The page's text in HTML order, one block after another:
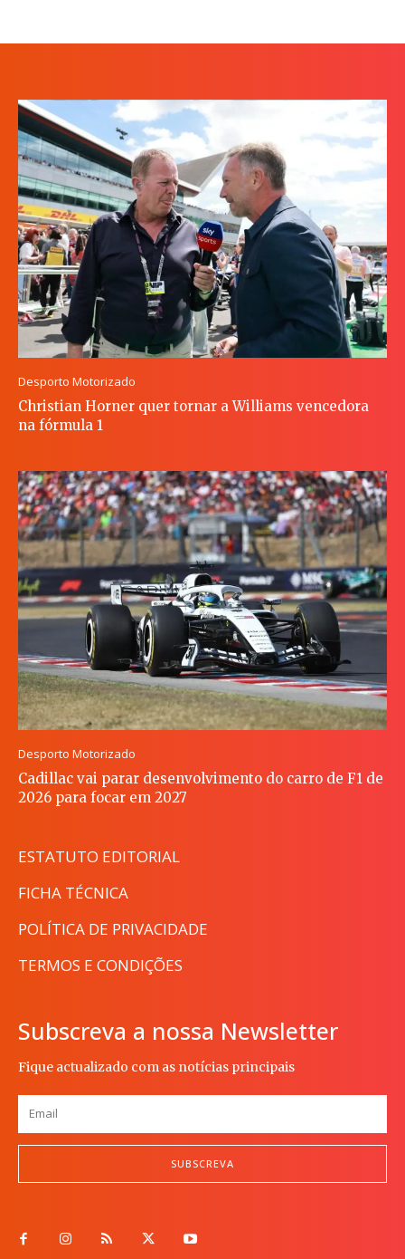
Desporto Motorizado
Christian Horner quer tornar a Williams vencedora
na fórmula 1
Desporto Motorizado
Cadillac vai parar desenvolvimento do carro de F1 de
2026 para focar em 2027
ESTATUTO EDITORIAL
FICHA TÉCNICA
POLÍTICA DE PRIVACIDADE
TERMOS E CONDIÇÕES
Subscreva a nossa Newsletter
Fique actualizado com as notícias principais
SUBSCREVA